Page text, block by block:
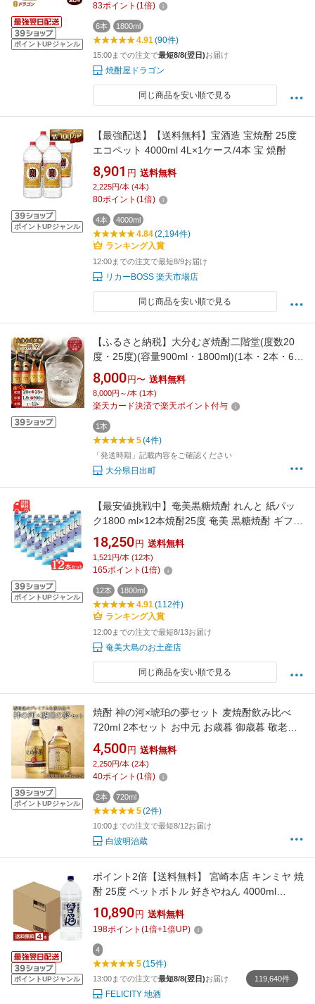
ポイントUPジャンル
83ポイント (1倍)
6本 1800ml
4.91(90件)
15:00までの注文で最短8/8(翌日)お届け
焼酎屋ドラゴン
同じ商品を安い順で見る
ポイントUPジャンル
【最強配送】【送料無料】宝酒造 宝焼酎 25度
エコペット 4000ml 4L×1ケース/4本 宝 焼酎
8,901 円 送料無料
2,225円/本 (4本)
80ポイント (1倍)
4本 4000ml
4.84(2,194件)
ランキング入賞
12:00までの注文で最短8/9お届け
リカーBOSS 楽天市場店
同じ商品を安い順で見る
【ふるさと納税】大分むぎ焼酎二階堂(度数20
度・25度)(容量900ml・1800ml)(1本・2本・6
本・12本)_ 焼酎 麦焼酎 酒 お酒 アルコール ギ
フト プレゼント 贈り物 大分県 ご当地 まとめ買
い 【G1078142】
8,000 円〜 送料無料
8,000円～/本 (1本)
楽天カード決済で楽天ポイント付与
1本
5(4件)
「発送時期」記載内容をご確認ください
大分県日出町
ポイントUPジャンル
【最安値挑戦中】奄美黒糖焼酎 れんと 紙パッ
ク1800 ml×12本焼酎25度 奄美 黒糖焼酎 ギフト
奄美大島 お土産 まとめ セット
18,250 円 送料無料
1,521円/本 (12本)
165ポイント (1倍)
12本 1800ml
4.91(112件)
ランキング入賞
12:00までの注文で最短8/13お届け
奄美大島のお土産店
同じ商品を安い順で見る
ポイントUPジャンル
焼酎 神の河×琥珀の夢セット 麦焼酎飲み比べ
720ml 2本セット お中元 お歳暮 御歳暮 敬老の
日 焼酎 麦焼酎 むぎ焼酎 お酒 誕生日 お祝い 御
礼 ギフト 送料無料 白波 さつま白波 薩摩酒造
公式 鹿児島 酒 プレゼント 明治蔵 蔵元直送
4,500 円 送料無料
2,250円/本 (2本)
40ポイント (1倍)
2本 720ml
5(2件)
10:00までの注文で最短8/12お届け
白波明治蔵
ポイントUPジャンル
ポイント2倍【送料無料】 宮崎本店 キンミヤ 焼
酎 25度 ペットボトル 好きやねん 4000ml
（4L） 4本 1ケース キンミヤ好きやねん 金宮
甲類焼酎 三重 包装不可 他商品と同梱不可 クー
ル便不可
10,890 円 送料無料
198ポイント (1倍+1倍UP)
4
5(15件)
13:00までの注文で最短8/8(翌日)お届け
FELICITY 地酒
119,640件